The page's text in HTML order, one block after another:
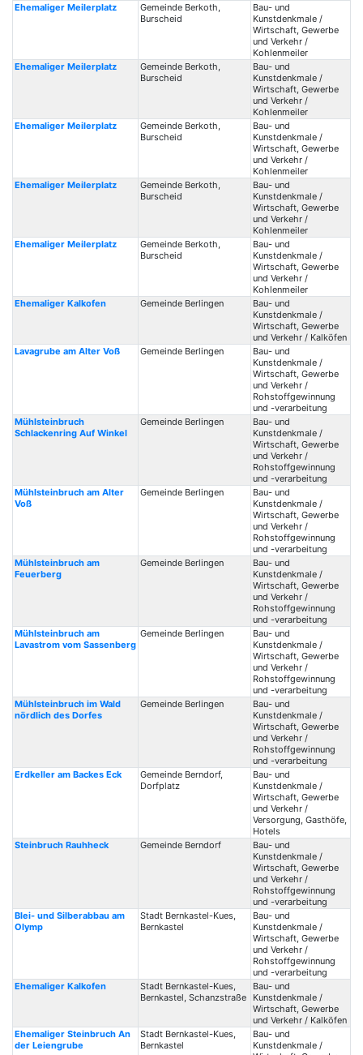
Ehemaliger Meilerplatz
Gemeinde Berkoth,
Burscheid
Bau- und
Kunstdenkmale /
Wirtschaft, Gewerbe
und Verkehr /
Kohlenmeiler
Ehemaliger Meilerplatz
Gemeinde Berkoth,
Burscheid
Bau- und
Kunstdenkmale /
Wirtschaft, Gewerbe
und Verkehr /
Kohlenmeiler
Ehemaliger Meilerplatz
Gemeinde Berkoth,
Burscheid
Bau- und
Kunstdenkmale /
Wirtschaft, Gewerbe
und Verkehr /
Kohlenmeiler
Ehemaliger Meilerplatz
Gemeinde Berkoth,
Burscheid
Bau- und
Kunstdenkmale /
Wirtschaft, Gewerbe
und Verkehr /
Kohlenmeiler
Ehemaliger Meilerplatz
Gemeinde Berkoth,
Burscheid
Bau- und
Kunstdenkmale /
Wirtschaft, Gewerbe
und Verkehr /
Kohlenmeiler
Ehemaliger Kalkofen
Gemeinde Berlingen
Bau- und
Kunstdenkmale /
Wirtschaft, Gewerbe
und Verkehr / Kalköfen
Lavagrube am Alter Voß
Gemeinde Berlingen
Bau- und
Kunstdenkmale /
Wirtschaft, Gewerbe
und Verkehr /
Rohstoffgewinnung
und -verarbeitung
Mühlsteinbruch
Schlackenring Auf Winkel
Gemeinde Berlingen
Bau- und
Kunstdenkmale /
Wirtschaft, Gewerbe
und Verkehr /
Rohstoffgewinnung
und -verarbeitung
Mühlsteinbruch am Alter
Voß
Gemeinde Berlingen
Bau- und
Kunstdenkmale /
Wirtschaft, Gewerbe
und Verkehr /
Rohstoffgewinnung
und -verarbeitung
Mühlsteinbruch am
Feuerberg
Gemeinde Berlingen
Bau- und
Kunstdenkmale /
Wirtschaft, Gewerbe
und Verkehr /
Rohstoffgewinnung
und -verarbeitung
Mühlsteinbruch am
Lavastrom vom Sassenberg
Gemeinde Berlingen
Bau- und
Kunstdenkmale /
Wirtschaft, Gewerbe
und Verkehr /
Rohstoffgewinnung
und -verarbeitung
Mühlsteinbruch im Wald
nördlich des Dorfes
Gemeinde Berlingen
Bau- und
Kunstdenkmale /
Wirtschaft, Gewerbe
und Verkehr /
Rohstoffgewinnung
und -verarbeitung
Erdkeller am Backes Eck
Gemeinde Berndorf,
Dorfplatz
Bau- und
Kunstdenkmale /
Wirtschaft, Gewerbe
und Verkehr /
Versorgung, Gasthöfe,
Hotels
Steinbruch Rauhheck
Gemeinde Berndorf
Bau- und
Kunstdenkmale /
Wirtschaft, Gewerbe
und Verkehr /
Rohstoffgewinnung
und -verarbeitung
Blei- und Silberabbau am
Olymp
Stadt Bernkastel-Kues,
Bernkastel
Bau- und
Kunstdenkmale /
Wirtschaft, Gewerbe
und Verkehr /
Rohstoffgewinnung
und -verarbeitung
Ehemaliger Kalkofen
Stadt Bernkastel-Kues,
Bernkastel, Schanzstraße
Bau- und
Kunstdenkmale /
Wirtschaft, Gewerbe
und Verkehr / Kalköfen
Ehemaliger Steinbruch An
der Leiengrube
Stadt Bernkastel-Kues,
Bernkastel
Bau- und
Kunstdenkmale /